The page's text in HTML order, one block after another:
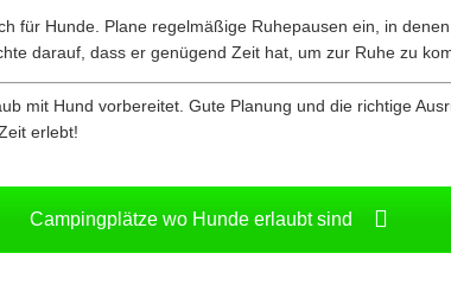
für Hunde. Plane regelmäßige Ruhepausen ein, in
darauf, dass er genügend Zeit hat, um zur Ruhe zu
mit Hund vorbereitet. Gute Planung und die richtige
erlebt!
Campingplätze wo Hunde erlaubt sind